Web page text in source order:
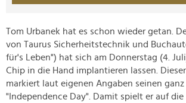
Tom Urbanek hat es schon wieder getan.
von Taurus Sicherheitstechnik und
für's Leben") hat sich am Donnerstag (4.
Chip in die Hand implantieren lassen.
markiert laut eigenen Angaben seinen
"Independence Day". Damit spielt er auf die